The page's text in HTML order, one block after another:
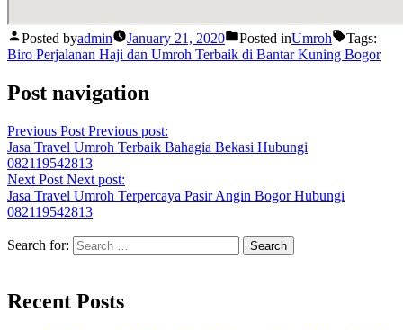
Posted byadmin January 21, 2020 Posted inUmroh
Tags:
Biro Perjalanan Haji dan Umroh Terbaik di Bantar Kuning Bogor
Post navigation
Previous Post Previous post:
Jasa Travel Umroh Terbaik Bahagia Bekasi Hubungi
082119542813
Next Post Next post:
Jasa Travel Umroh Terpercaya Pasir Angin Bogor Hubungi
082119542813
Search for:
Recent Posts